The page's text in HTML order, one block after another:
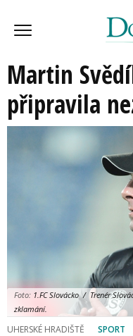
Martin
připravila
Foto: 1.FC Slovácko / Trenér
zklamání.
UHERSKÉ HRADIŠTĚ SPORT